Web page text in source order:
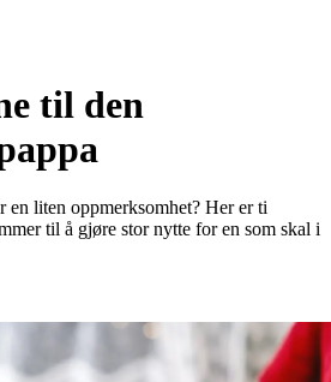
til den
en liten oppmerksomhet? Her er ti
til å gjøre stor nytte for en som skal i